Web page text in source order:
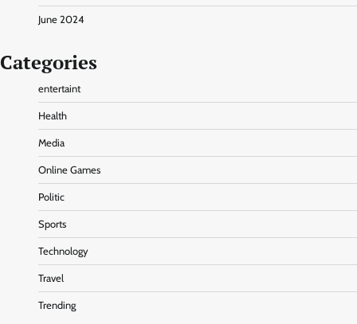
June 2024
Categories
entertaint
Health
Media
Online Games
Politic
Sports
Technology
Travel
Trending